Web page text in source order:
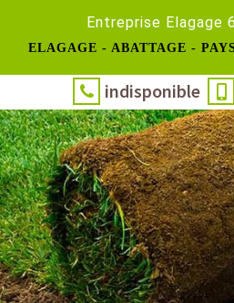
Entreprise Elagage
ELAGAGE - ABATTAGE -
indisponible